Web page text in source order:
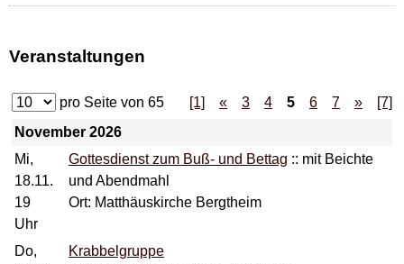
Veranstaltungen
pro Seite von 65 [1] « 3 4 5 6 7 »
[7]
November 2026
Mi,
18.11.
19
Uhr
Gottesdienst zum Buß- und Bettag :: mit Beichte
und Abendmahl
Ort: Matthäuskirche Bergtheim
Do,
Krabbelgruppe